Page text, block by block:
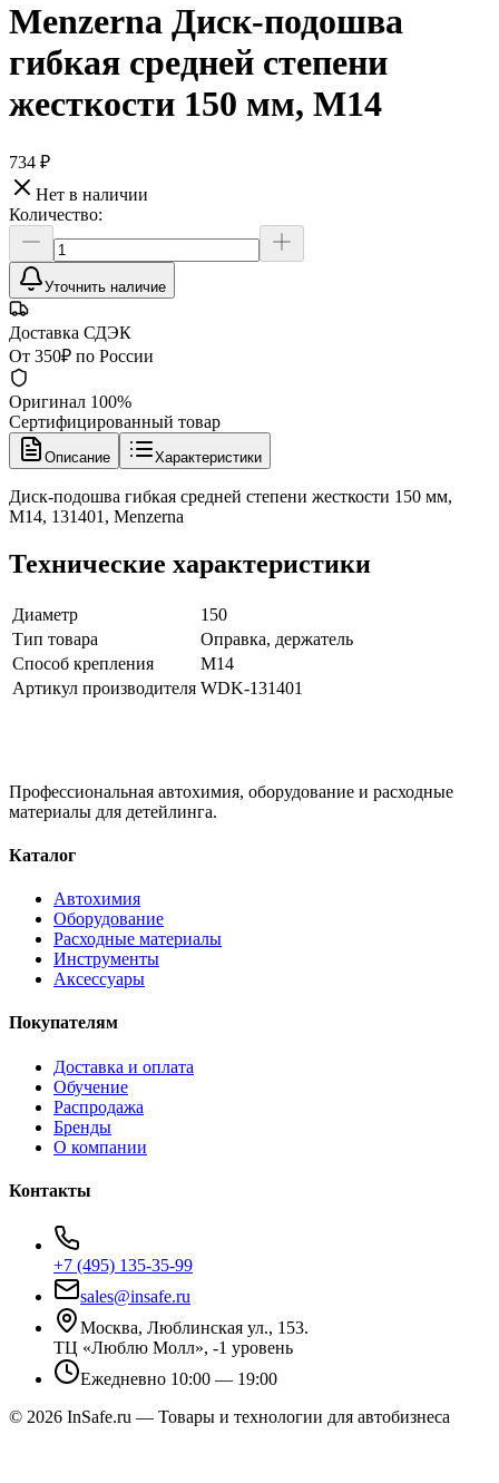
Menzerna Диск-подошва
гибкая средней степени
жесткости 150 мм, М14
734 ₽
Нет в наличии
Количество:
Уточнить наличие
Доставка СДЭК
От 350₽ по России
Оригинал 100%
Сертифицированный товар
Описание Характеристики
Диск-подошва гибкая средней степени жесткости 150 мм,
М14, 131401, Menzerna
Технические характеристики
Диаметр
150
Тип товара
Оправка, держатель
Способ крепления
M14
Артикул производителя WDK-131401
Профессиональная автохимия, оборудование и расходные
материалы для детейлинга.
Каталог
Автохимия
Оборудование
Расходные материалы
Инструменты
Аксессуары
Покупателям
Доставка и оплата
Обучение
Распродажа
Бренды
О компании
Контакты
+7 (495) 135-35-99
sales@insafe.ru
Москва, Люблинская ул., 153.
ТЦ «Люблю Молл», -1 уровень
Ежедневно 10:00 — 19:00
© 2026 InSafe.ru — Товары и технологии для автобизнеса